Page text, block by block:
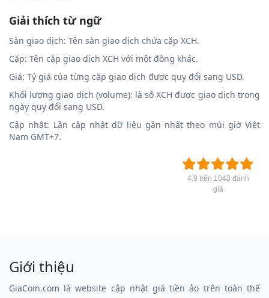
Giải thích từ ngữ
Sàn giao dịch: Tên sàn giao dịch chứa cặp XCH.
Cặp: Tên cặp giao dịch XCH với một đồng khác.
Giá: Tỷ giá của từng cặp giao dịch được quy đổi sang USD.
Khối lượng giao dịch (volume): là số XCH được giao dịch trong
ngày quy đổi sang USD.
Cập nhật: Lần cập nhật dữ liệu gần nhất theo múi giờ Việt
Nam GMT+7.
4.9 trên 1040 đánh
giá
Giới thiệu
GiaCoin.com là website cập nhật giá tiền ảo trên toàn thế